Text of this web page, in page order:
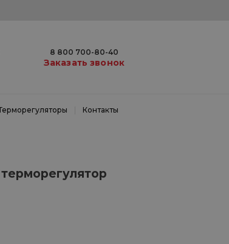
8 800 700-80-40
Заказать звонок
Контакты